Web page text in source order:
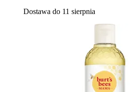
Dostawa do 11 sierpnia